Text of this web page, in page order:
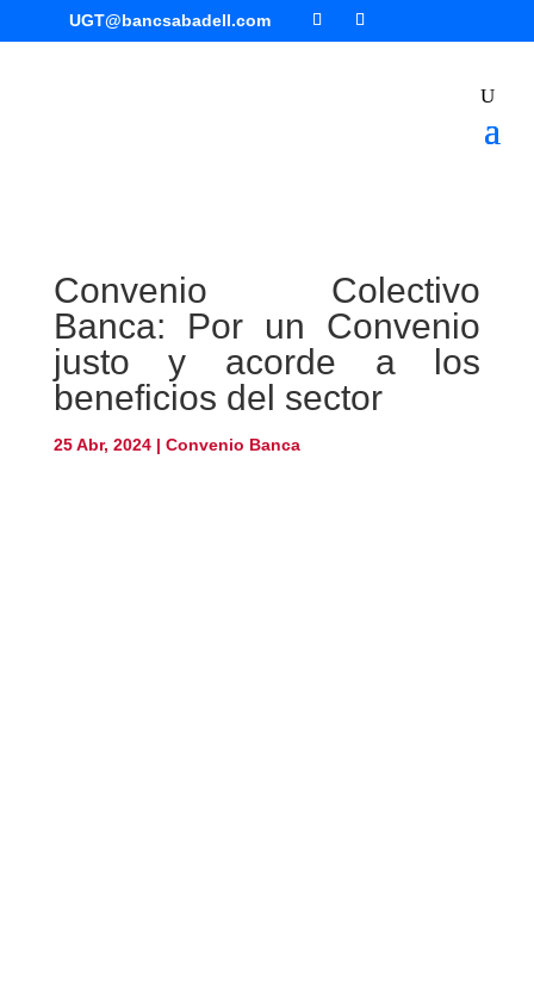
UGT@bancsabadell.com
Convenio Colectivo
Banca: Por un Convenio
justo y acorde a los
beneficios del sector
25 Abr, 2024| Convenio Banca